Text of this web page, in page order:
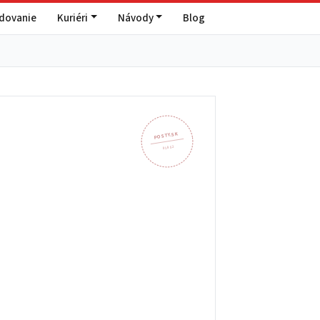
Kuriéri Návody Blog
POSTY.SK
018 52